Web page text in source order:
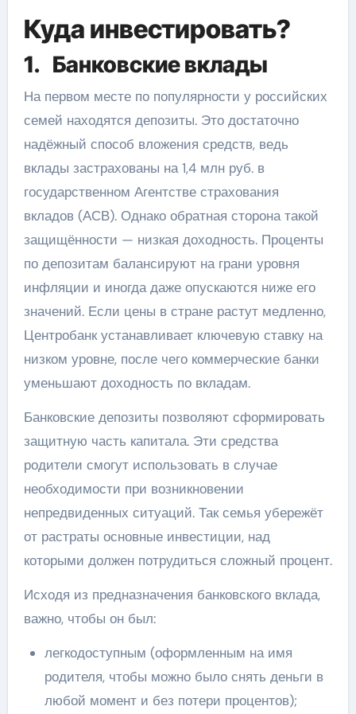
Куда инвестировать?
1. Банковские вклады
На первом месте по популярности у российских
семей находятся депозиты. Это достаточно
надёжный способ вложения средств, ведь
вклады застрахованы на 1,4 млн руб. в
государственном Агентстве страхования
вкладов (АСВ). Однако обратная сторона такой
защищённости — низкая доходность. Проценты
по депозитам балансируют на грани уровня
инфляции и иногда даже опускаются ниже его
значений. Если цены в стране растут медленно,
Центробанк устанавливает ключевую ставку на
низком уровне, после чего коммерческие банки
уменьшают доходность по вкладам.
Банковские депозиты позволяют сформировать
защитную часть капитала. Эти средства
родители смогут использовать в случае
необходимости при возникновении
непредвиденных ситуаций. Так семья убережёт
от растраты основные инвестиции, над
которыми должен потрудиться сложный процент.
Исходя из предназначения банковского вклада,
важно, чтобы он был:
легкодоступным (оформленным на имя
родителя, чтобы можно было снять деньги в
любой момент и без потери процентов);